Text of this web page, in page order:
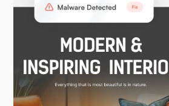
WooCommerce